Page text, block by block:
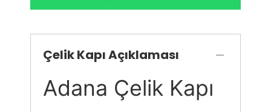
Çelik Kapı Açıklaması
Adana Çelik Kapı